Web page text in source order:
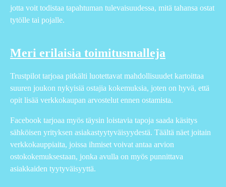
jotta voit todistaa tapahtuman tulevaisuudessa, mitä tahansa ostat
tytölle tai pojalle.
Meri erilaisia toimitusmalleja
Trustpilot tarjoaa pitkälti luotettavat mahdollisuudet kartoittaa
suuren joukon nykyisiä ostajia kokemuksia, joten on hyvä, että
opit lisää verkkokaupan arvostelut ennen ostamista.
Facebook tarjoaa myös täysin loistavia tapoja saada käsitys
sähköisen yrityksen asiakastyytyväisyydestä. Täältä näet joitain
verkkokauppiaita, joissa ihmiset voivat antaa arvion
ostokokemuksestaan, jonka avulla on myös punnittava
asiakkaiden tyytyväisyyttä.